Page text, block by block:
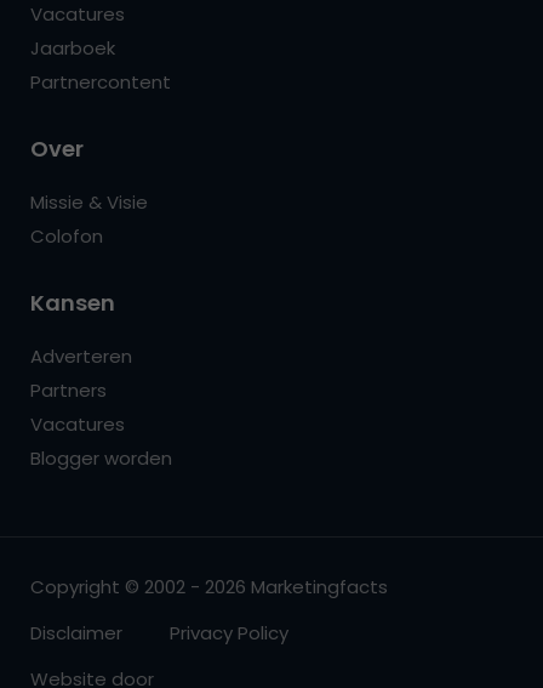
Vacatures
Jaarboek
Partnercontent
Over
Missie & Visie
Colofon
Kansen
Adverteren
Partners
Vacatures
Blogger worden
Copyright © 2002 - 2026 Marketingfacts
Disclaimer
Privacy Policy
Website door